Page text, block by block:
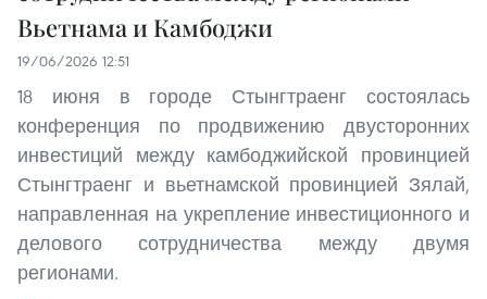
Вьетнама и Камбоджи
19/06/2026 12:51
18 июня в городе Стынгтраенг состоялась
конференция по продвижению двусторонних
инвестиций между камбоджийской провинцией
Стынгтраенг и вьетнамской провинцией Зялай,
направленная на укрепление инвестиционного и
делового сотрудничества между двумя
регионами.